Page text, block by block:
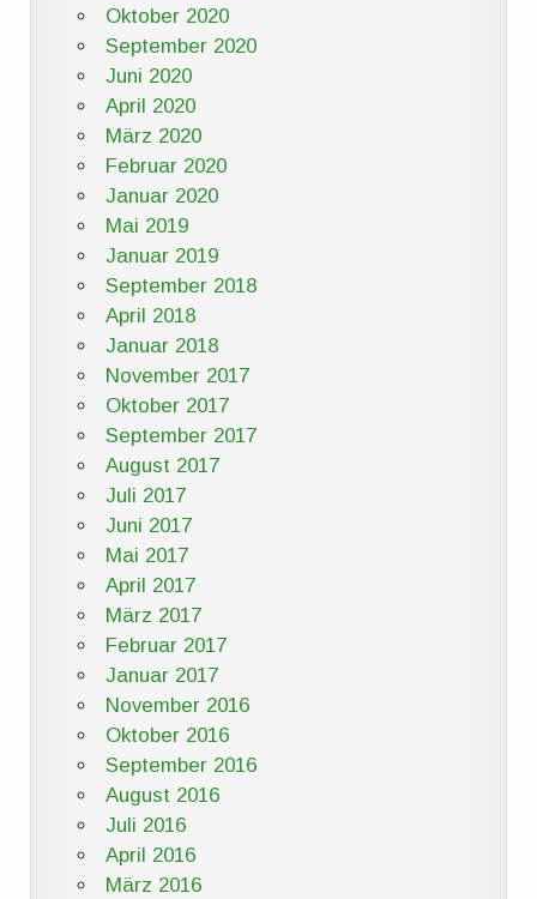
Oktober 2020
September 2020
Juni 2020
April 2020
März 2020
Februar 2020
Januar 2020
Mai 2019
Januar 2019
September 2018
April 2018
Januar 2018
November 2017
Oktober 2017
September 2017
August 2017
Juli 2017
Juni 2017
Mai 2017
April 2017
März 2017
Februar 2017
Januar 2017
November 2016
Oktober 2016
September 2016
August 2016
Juli 2016
April 2016
März 2016